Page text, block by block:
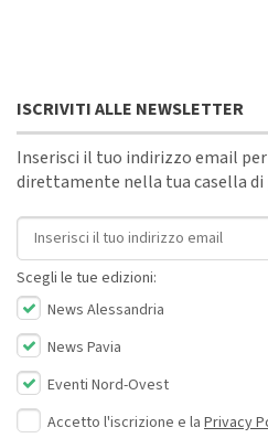
ISCRIVITI ALLE NEWSLETTER
Inserisci il tuo indirizzo email
direttamente nella tua casella
Indirizzo email
Scegli le tue edizioni:
News Alessandria
News Pavia
Eventi Nord-Ovest
Accetto l'iscrizione e la Privacy